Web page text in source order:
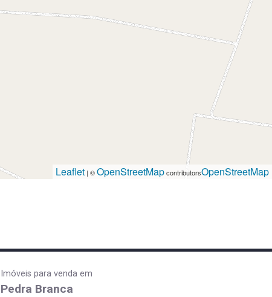
Leaflet | ©OpenStreetMapcontributorsOpenStreetMap
Imóveis para venda em
Pedra Branca